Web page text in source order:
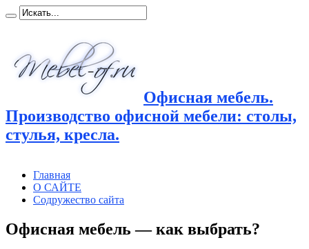
Офисная мебель.
Производство офисной мебели: столы,
стулья, кресла.
Главная
О САЙТЕ
Содружество сайта
Офисная мебель — как выбрать?